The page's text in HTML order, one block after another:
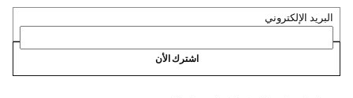
البريد الإلكتروني
اشترك الأن